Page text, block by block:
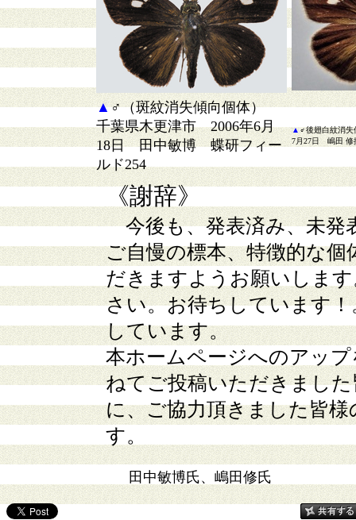
▲♂（斑紋消失傾向個体）
千葉県木更津市 2006年6月
18日 田中敏博 蝶研フィー
ルド254
▲♂後翅白紋消
7月27日 嶋田 修
《謝辞》
今後も、発表済み、未発
ご自慢の標本、特徴的な
だきますようお願いしま
さい。お待ちしています
しています。
本ホームページへのアッ
ねてご投稿いただきまし
に、ご協力頂きました皆
す。
田中敏博氏、嶋田修氏